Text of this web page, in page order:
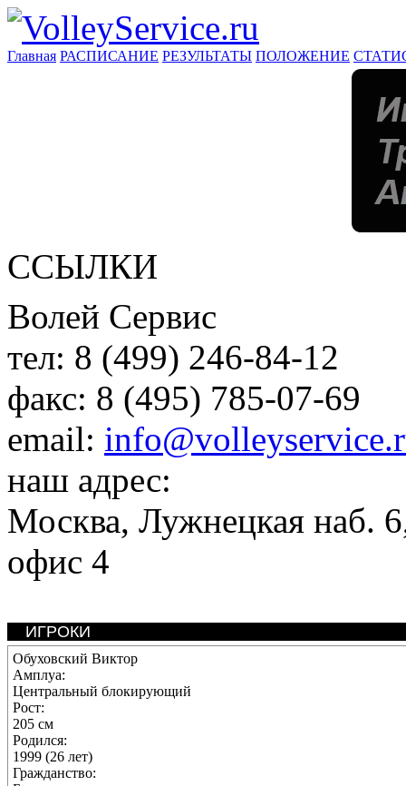
Главная РАСПИСАНИЕ РЕЗУЛЬТАТЫ ПОЛОЖЕНИЕ
ССЫЛКИ
Волей Сервис
тел: 8 (499) 246-84-12
факс: 8 (495) 785-07-69
email:
наш адрес:
Москва, Лужнецкая наб.
офис 4
ИГРОКИ
Обуховский Виктор
Амплуа:
Центральный блокирующий
Рост:
205 см
Родился:
1999 (26 лет)
Гражданство: